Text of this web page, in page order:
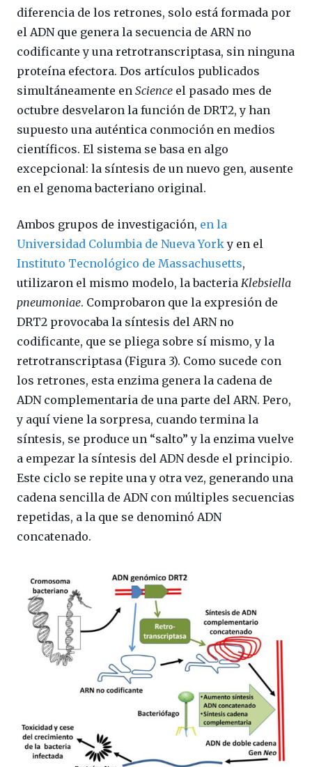
diferencia de los retrones, solo está formada por
el ADN que genera la secuencia de ARN no
codificante y una retrotranscriptasa, sin ninguna
proteína efectora. Dos artículos publicados
simultáneamente en Science el pasado mes de
octubre desvelaron la función de DRT2, y han
supuesto una auténtica conmoción en medios
científicos. El sistema se basa en algo
excepcional: la síntesis de un nuevo gen, ausente
en el genoma bacteriano original.
Ambos grupos de investigación, en la
Universidad Columbia de Nueva Yorky en el
Instituto Tecnológico de Massachusetts,
utilizaron el mismo modelo, la bacteria Klebsiella
pneumoniae. Comprobaron que la expresión de
DRT2 provocaba la síntesis del ARN no
codificante, que se pliega sobre sí mismo, y la
retrotranscriptasa (Figura 3). Como sucede con
los retrones, esta enzima genera la cadena de
ADN complementaria de una parte del ARN. Pero,
y aquí viene la sorpresa, cuando termina la
síntesis, se produce un “salto” y la enzima vuelve
a empezar la síntesis del ADN desde el principio.
Este ciclo se repite una y otra vez, generando una
cadena sencilla de ADN con múltiples secuencias
repetidas, a la que se denominó ADN
concatenado.